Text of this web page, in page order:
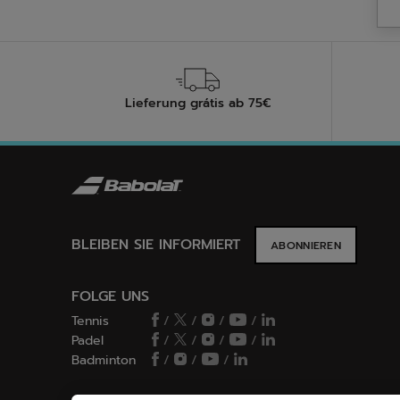
Lieferung grátis ab 75€
BLEIBEN SIE INFORMIERT ABONNIEREN
FOLGE UNS
Tennis / / /
/
Padel
/ / /
/
Badminton
/ / /